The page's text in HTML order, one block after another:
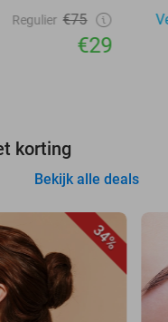
Regulier €75
€29
korting
Bekijk alle deals
34%